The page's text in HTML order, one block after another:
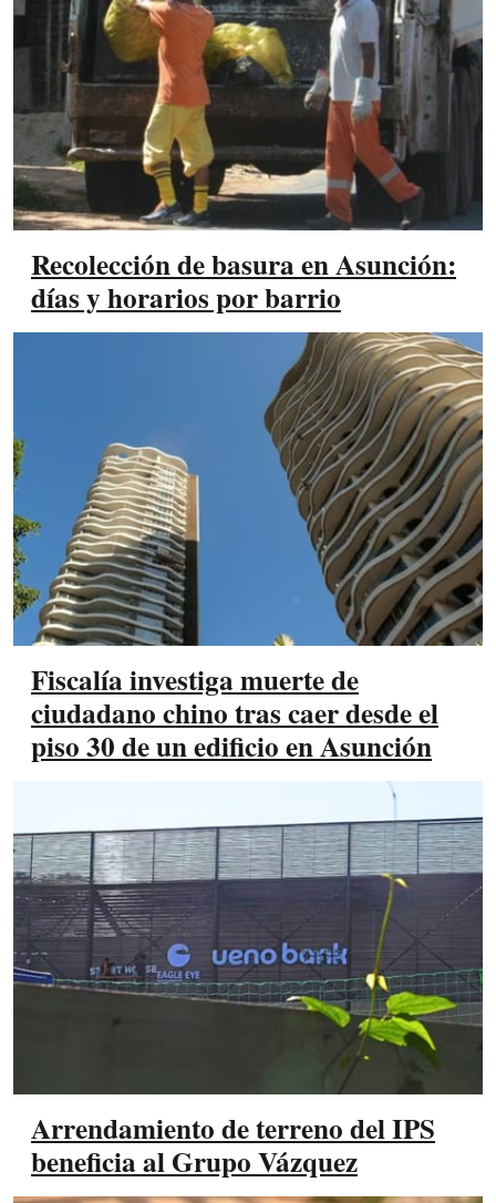
Recolección de basura en Asunción:
días y horarios por barrio
Fiscalía investiga muerte de
ciudadano chino tras caer desde el
piso 30 de un edificio en Asunción
Arrendamiento de terreno del IPS
beneficia al Grupo Vázquez